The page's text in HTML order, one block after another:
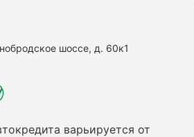
шоссе, д. 60к1
варьируется от